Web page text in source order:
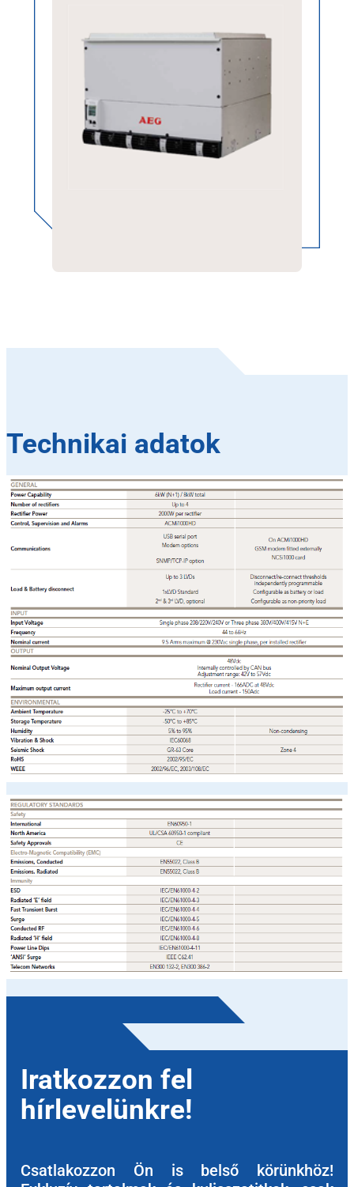
Technikai adatok
Iratkozzon fel
hírlevelünkre!
Csatlakozzon Ön is belső körünkhöz!